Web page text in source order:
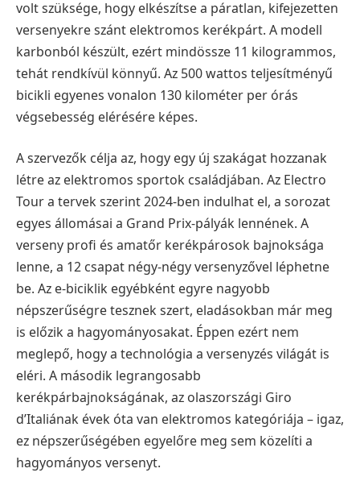
volt szüksége, hogy elkészítse a páratlan, kifejezetten
versenyekre szánt elektromos kerékpárt. A modell
karbonból készült, ezért mindössze 11 kilogrammos,
tehát rendkívül könnyű. Az 500 wattos teljesítményű
bicikli egyenes vonalon 130 kilométer per órás
végsebesség elérésére képes.
A szervezők célja az, hogy egy új szakágat hozzanak
létre az elektromos sportok családjában. Az Electro
Tour a tervek szerint 2024-ben indulhat el, a sorozat
egyes állomásai a Grand Prix-pályák lennének. A
verseny profi és amatőr kerékpárosok bajnoksága
lenne, a 12 csapat négy-négy versenyzővel léphetne
be. Az e-biciklik egyébként egyre nagyobb
népszerűségre tesznek szert, eladásokban már meg
is előzik a hagyományosakat. Éppen ezért nem
meglepő, hogy a technológia a versenyzés világát is
eléri. A második legrangosabb
kerékpárbajnokságának, az olaszországi Giro
d’Italiának évek óta van elektromos kategóriája – igaz,
ez népszerűségében egyelőre meg sem közelíti a
hagyományos versenyt.